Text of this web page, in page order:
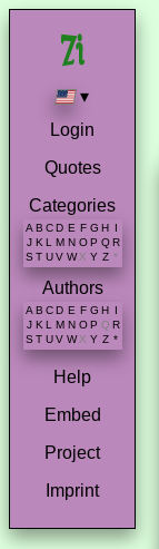
▾
Login
Quotes
Categories
A B C D E F G H I
J K L M N O P Q R
S T U V W X Y Z *
Authors
A B C D E F G H
J K L M N O P Q R
S T U V W X Y Z *
Help
Embed
Project
Imprint